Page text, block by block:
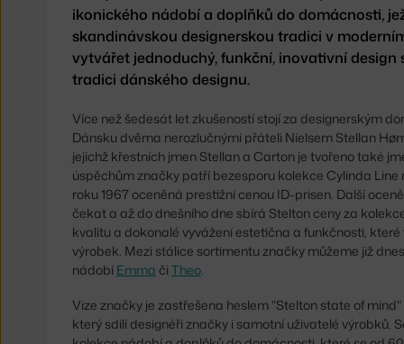
ikonického nádobí a doplňků do domácnosti,
skandinávskou designerskou tradici v
vytvářet jednoduchý, funkční, inovativní design
tradici dánského designu.
Více než šedesát let zkušeností stojí za designerským
Dánsku dvěma nerozlučnými přáteli Nielsem Stellan
jejichž křestních jmen Stellan a Carton je tvořeno také
úspěchům značky patří bezesporu kolekce Cylinda Line
roku 1967 oceněná prestižní cenou ID-prisen. Další
čekat a až do dnešního dne sbírá Stelton ceny za
kvalitu a dokonalé vyvážení estetična a funkčnosti,
výrobek. Mezi stálice sortimentu značky můžeme již
nádobí Emma či Theo
Vize značky je zastřešena heslem "Stelton state of
který sdílí designéři značky i samotní uživatelé výrobků.